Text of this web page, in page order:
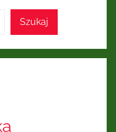
Szukaj